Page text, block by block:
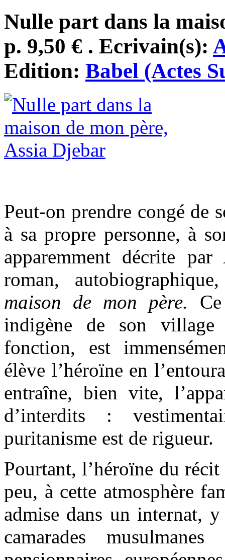
Nulle part dans la
p. 9,50 € . Ecrivain(s):
Edition: Babel (Actes
Peut-on prendre congé de
à sa propre personne, à
apparemment décrite
roman,
maison de mon père.
indigène de son village
fonction, est
élève l’héroïne en
entraîne, bien vite,
d’interdits :
puritanisme est de rigueur.
Pourtant, l’héroïne du
peu, à cette atmosphère
admise dans un internat,
camarades